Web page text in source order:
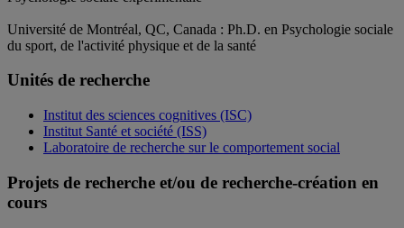
Université de Montréal, QC, Canada : Ph.D. en Psychologie sociale
du sport, de l'activité physique et de la santé
Unités de recherche
Institut des sciences cognitives (ISC)
Institut Santé et société (ISS)
Laboratoire de recherche sur le comportement social
Projets de recherche et/ou de recherche-création en
cours